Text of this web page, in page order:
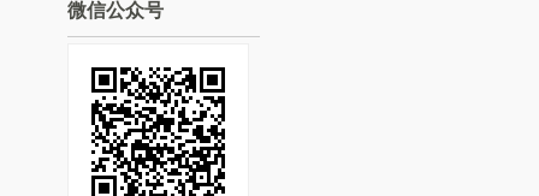
微信公众号